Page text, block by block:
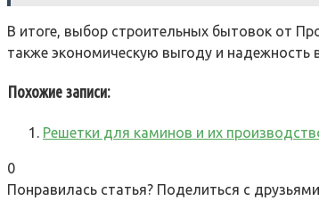
В итоге, выбор строительных бытовок от
также экономическую выгоду и надежность
Похожие записи:
Решетки для каминов и их
0
Понравилась статья? Поделиться с